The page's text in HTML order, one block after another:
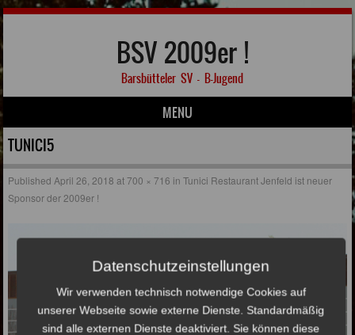
BSV 2009er !
Barsbütteler SV – B-Jugend
MENU
Skip to content
TUNICI5
Published April 26, 2018 at700 × 716 inTunici Restaurant Jenfeld ist neuer
Sponsor der 2009er !
Datenschutzeinstellungen
Wir verwenden technisch notwendige Cookies auf
unserer Webseite sowie externe Dienste. Standardmäßig
sind alle externen Dienste deaktiviert. Sie können diese